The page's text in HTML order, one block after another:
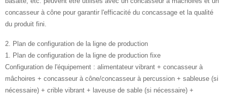
concasseur à cône pour garantir l'efficacité du concassage et la qualité
du produit fini.
2. Plan de configuration de la ligne de production
1. Plan de configuration de la ligne de production fixe
Configuration de l'équipement : alimentateur vibrant + concasseur à
mâchoires + concasseur à cône/concasseur à percussion + sableuse (si
nécessaire) + crible vibrant + laveuse de sable (si nécessaire) +